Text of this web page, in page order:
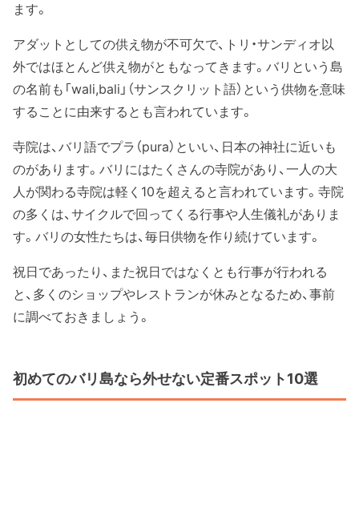
ます。
アダットとしての供え物が不可欠で、トリ・サンディオ以
外ではほとんど供え物がともなってきます。バリという島
の名前も「wali,bali」（サンスクリット語）という供物を意味
することに由来するとも言われています。
寺院は、バリ語でプラ（pura）といい、日本の神社に近いも
のがあります。バリにはたくさんの寺院があり、一人の大
人が関わる寺院は軽く10を超えると言われています。寺院
の多くは、サイクルで回ってくる行事や人生儀礼がありま
す。バリの女性たちは、毎日供物を作り続けています。
祝日であったり、また祝日ではなくとも行事が行われる
と、多くのショップやレストランが休みとなるため、事前
に調べておきましょう。
初めてのバリ島なら外せない定番スポット10選